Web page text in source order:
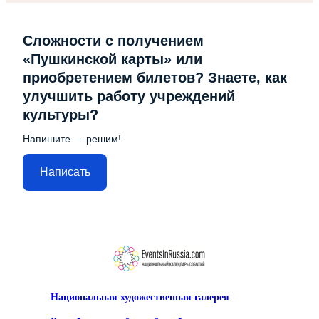
Сложности с получением
«Пушкинской карты» или
приобретением билетов? Знаете, как
улучшить работу учреждений
культуры?
Напишите — решим!
Написать
Национальная художественная галерея